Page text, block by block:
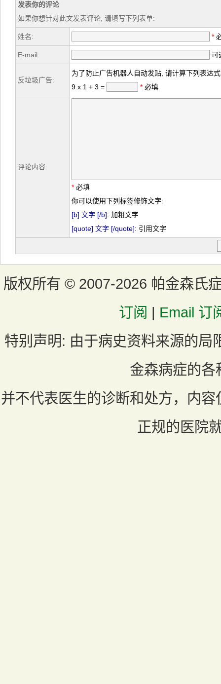
发表你的评论
如果你想针对此文发表评论, 请填写下列表单:
姓名: *
E-mail: 可
反垃圾广告:
为了防止广告机器人自动发贴, 请计算下列表达
9 x 1 + 3 =
*必填
评论内容:
*必填
你可以使用下列标签修饰文字:
[b] 文字 [/b]: 加粗文字
[quote] 文字 [/quote]: 引用文字
版权所有 © 2007-2026 帕金森氏
订阅 | Email 订
特别声明: 由于病史资料来源的局
金森病症的各
并不代表医生的诊断和处方，内
正规的医院